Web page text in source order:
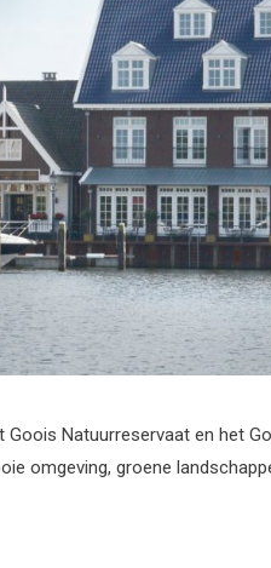
Natuurreservaat en het
omgeving, groene